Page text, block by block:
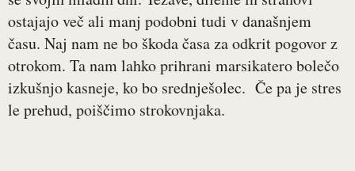
ostajajo več ali manj podobni tudi v današnjem
času. Naj nam ne bo škoda časa za odkrit pogovor z
otrokom. Ta nam lahko prihrani marsikatero bolečo
izkušnjo kasneje, ko bo srednješolec. Če pa je stres
le prehud, poiščimo strokovnjaka.